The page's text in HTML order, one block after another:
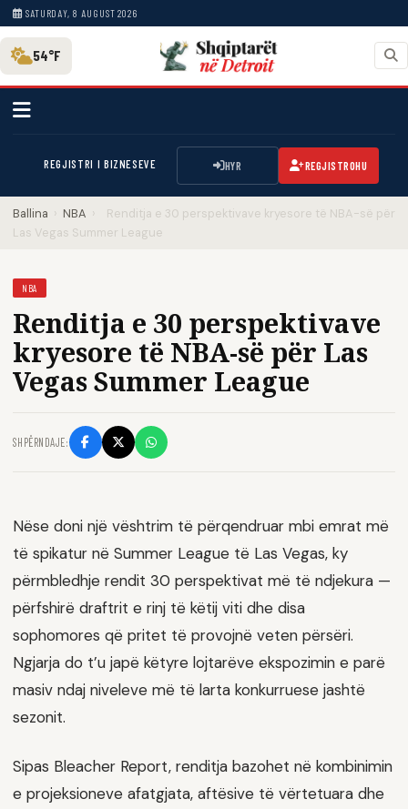
SATURDAY, 8 AUGUST 2026
54°F
REGJISTRI I BIZNESEVE HYR REGJISTROHU
Ballina › NBA ›
Renditja e 30 perspektivave kryesore të NBA-së për
Las Vegas Summer League
NBA
Renditja e 30 perspektivave
kryesore të NBA-së për Las
Vegas Summer League
SHPËRNDAJE:
Nëse doni një vështrim të përqendruar mbi emrat më
të spikatur në Summer League të Las Vegas, ky
përmbledhje rendit 30 perspektivat më të ndjekura —
përfshirë draftrit e rinj të këtij viti dhe disa
sophomores që pritet të provojnë veten përsëri.
Ngjarja do t’u japë këtyre lojtarëve ekspozimin e parë
masiv ndaj niveleve më të larta konkurruese jashtë
sezonit.
Sipas Bleacher Report, renditja bazohet në kombinimin
e projeksioneve afatgjata, aftësive të vërtetuara dhe